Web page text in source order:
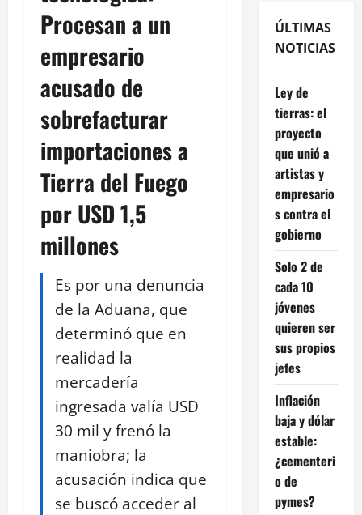
Procesan a un
empresario
acusado de
sobrefacturar
importaciones a
Tierra del Fuego
por USD 1,5
millones
Es por una denuncia
de la Aduana, que
determinó que en
realidad la
mercadería
ingresada valía USD
30 mil y frenó la
maniobra; la
acusación indica que
se buscó acceder al
ÚLTIMAS
NOTICIAS
Ley de
tierras: el
proyecto
que unió a
artistas y
empresario
s contra el
gobierno
Solo 2 de
cada 10
jóvenes
quieren ser
sus propios
jefes
Inflación
baja y dólar
estable:
¿cementeri
o de
pymes?